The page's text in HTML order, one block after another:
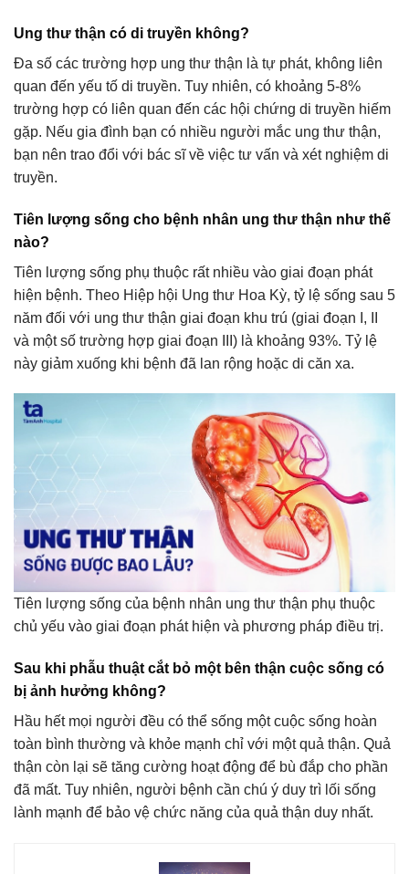
Ung thư thận có di truyền không?
Đa số các trường hợp ung thư thận là tự phát, không liên
quan đến yếu tố di truyền. Tuy nhiên, có khoảng 5-8%
trường hợp có liên quan đến các hội chứng di truyền hiếm
gặp. Nếu gia đình bạn có nhiều người mắc ung thư thận,
bạn nên trao đổi với bác sĩ về việc tư vấn và xét nghiệm di
truyền.
Tiên lượng sống cho bệnh nhân ung thư thận như thế
nào?
Tiên lượng sống phụ thuộc rất nhiều vào giai đoạn phát
hiện bệnh. Theo Hiệp hội Ung thư Hoa Kỳ, tỷ lệ sống sau 5
năm đối với ung thư thận giai đoạn khu trú (giai đoạn I, II
và một số trường hợp giai đoạn III) là khoảng 93%. Tỷ lệ
này giảm xuống khi bệnh đã lan rộng hoặc di căn xa.
Tiên lượng sống của bệnh nhân ung thư thận phụ thuộc
chủ yếu vào giai đoạn phát hiện và phương pháp điều trị.
Sau khi phẫu thuật cắt bỏ một bên thận cuộc sống có
bị ảnh hưởng không?
Hầu hết mọi người đều có thể sống một cuộc sống hoàn
toàn bình thường và khỏe mạnh chỉ với một quả thận. Quả
thận còn lại sẽ tăng cường hoạt động để bù đắp cho phần
đã mất. Tuy nhiên, người bệnh cần chú ý duy trì lối sống
lành mạnh để bảo vệ chức năng của quả thận duy nhất.